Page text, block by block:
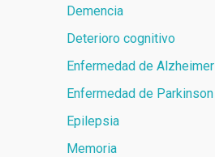
Demencia
Deterioro cognitivo
Enfermedad de Alzheimer
Enfermedad de Parkinson
Epilepsia
Memoria